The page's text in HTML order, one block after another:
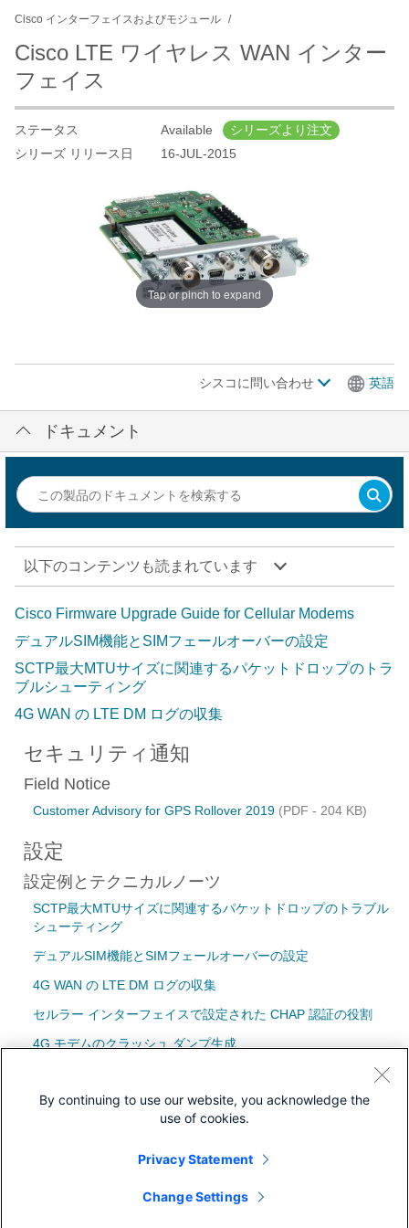
Cisco インターフェイスおよびモジュール
Cisco LTE ワイヤレス WAN インター
フェイス
ステータス Available
シリーズより注文
シリーズ リリース日
16-JUL-2015
Tap or pinch to expand
シスコに問い合わせ 英語
ドキュメント
以下のコンテンツも読まれています
Cisco Firmware Upgrade Guide for Cellular Modems
デュアルSIM機能とSIMフェールオーバーの設定
SCTP最大MTUサイズに関連するパケットドロップのトラ
ブルシューティング
4G WAN の LTE DM ログの収集
セキュリティ通知
Field Notice
Customer Advisory for GPS Rollover 2019 (PDF - 204 KB)
設定
設定例とテクニカルノーツ
SCTP最大MTUサイズに関連するパケットドロップのトラブル
シューティング
デュアルSIM機能とSIMフェールオーバーの設定
4G WAN の LTE DM ログの収集
セルラー インターフェイスで設定された CHAP 認証の役割
4G モデムのクラッシュ ダンプ生成
By continuing to use our website, you acknowledge the
use of cookies.
Privacy Statement
Change Settings